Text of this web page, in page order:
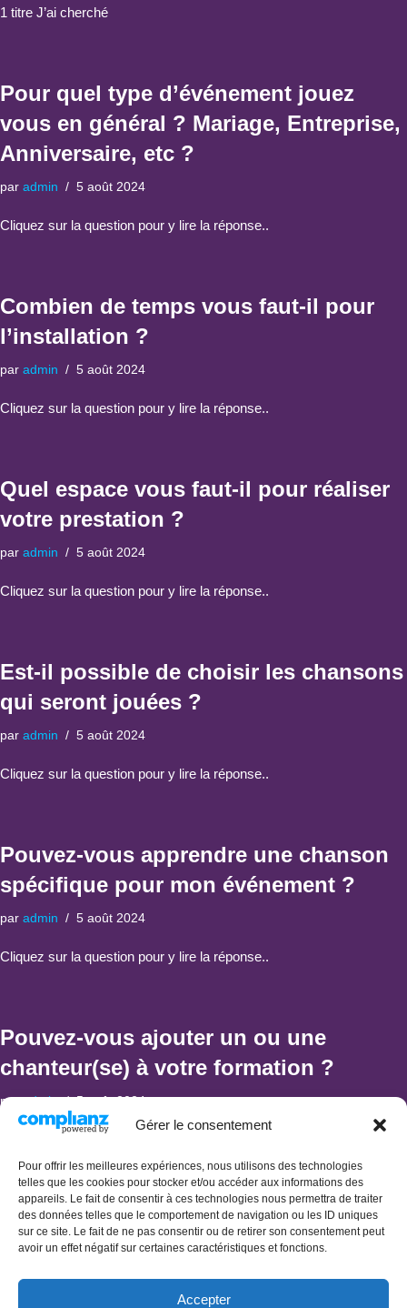
Gérer le consentement
Pour offrir les meilleures expériences, nous utilisons des technologies
telles que les cookies pour stocker et/ou accéder aux informations des
appareils. Le fait de consentir à ces technologies nous permettra de traiter
des données telles que le comportement de navigation ou les ID uniques
sur ce site. Le fait de ne pas consentir ou de retirer son consentement peut
avoir un effet négatif sur certaines caractéristiques et fonctions.
Accepter
1 titre J’ai cherché
Pour quel type d’événement jouez
vous en général ? Mariage, Entreprise,
Anniversaire, etc ?
par admin 5 août 2024
Cliquez sur la question pour y lire la réponse..
Combien de temps vous faut-il pour
l’installation ?
par admin 5 août 2024
Cliquez sur la question pour y lire la réponse..
Quel espace vous faut-il pour réaliser
votre prestation ?
par admin 5 août 2024
Cliquez sur la question pour y lire la réponse..
Est-il possible de choisir les chansons
qui seront jouées ?
par admin 5 août 2024
Cliquez sur la question pour y lire la réponse..
Pouvez-vous apprendre une chanson
spécifique pour mon événement ?
par admin 5 août 2024
Cliquez sur la question pour y lire la réponse..
Pouvez-vous ajouter un ou une
chanteur(se) à votre formation ?
paradmin 5 août 2024